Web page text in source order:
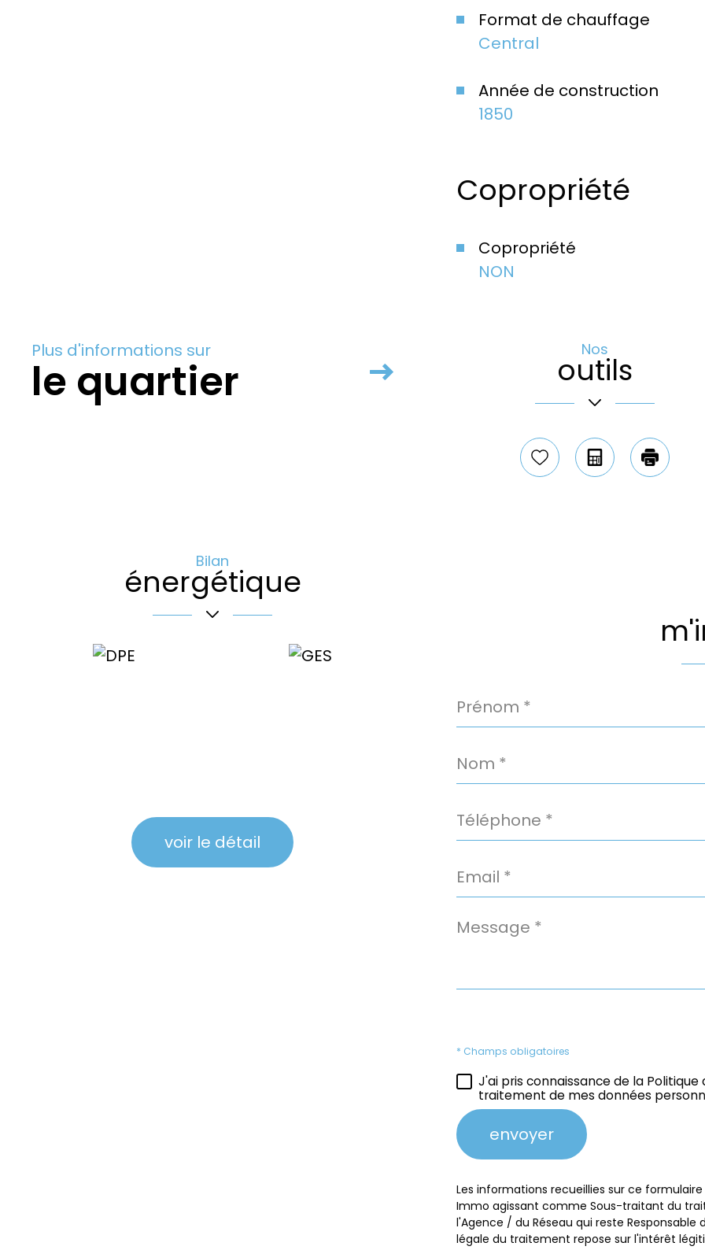
Format de chauffage
Central
Année de construction
1850
Copropriété
Copropriété
NON
Plus d'informations sur
le quartier
Loisirs
Bibliothèque
Nos
outils
Sélectionner
Calculatrice
Bilan
énergétique
voir le détail
Prénom
*
Nom
*
Téléphone
*
Email
*
Message
* Champs obligatoires
J'ai pris connaissance de la
traitement de mes données
envoyer
Les informations recueillies sur ce
Immo agissant comme Sous-traitant du
l'Agence / du Réseau qui reste
légale du traitement repose sur l'intérêt